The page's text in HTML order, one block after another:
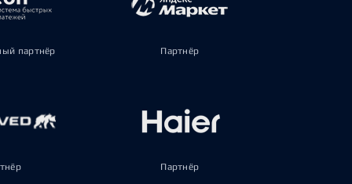
партнёр Партнёр
Партнёр